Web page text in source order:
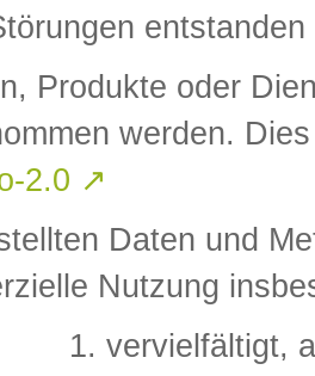
Produkte oder
werden.
2.0 ↗
Daten und
Nutzung
vervielfältigt,